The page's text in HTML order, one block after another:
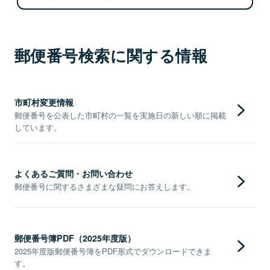
郵便番号検索に関する情報
市町村変更情報
郵便番号を公表した市町村の一覧を実施日の新しい順に掲載
しています。
よくあるご質問・お問い合わせ
郵便番号に関するさまざまな疑問にお答えします。
郵便番号簿PDF（2025年度版）
2025年度版郵便番号簿をPDF形式でダウンロードできま
す。